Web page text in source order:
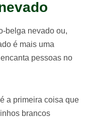
belga nevado ou,
é mais uma
pessoas no
a primeira coisa que
brancos